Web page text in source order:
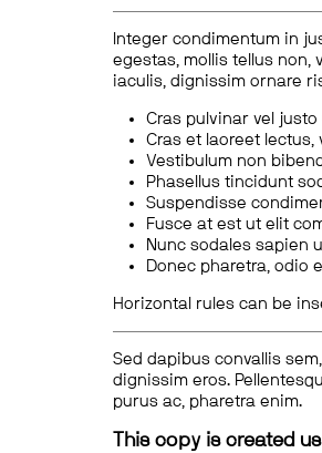
Integer condimentum in
egestas, mollis tellus non,
iaculis, dignissim ornare
Cras pulvinar vel
Cras et laoreet
Vestibulum non
Phasellus tincidunt
Suspendisse
Fusce at est ut elit
Nunc sodales sapien
Donec pharetra, odio
Horizontal rules can be
Sed dapibus convallis
dignissim eros.
purus ac, pharetra enim.
This copy is created